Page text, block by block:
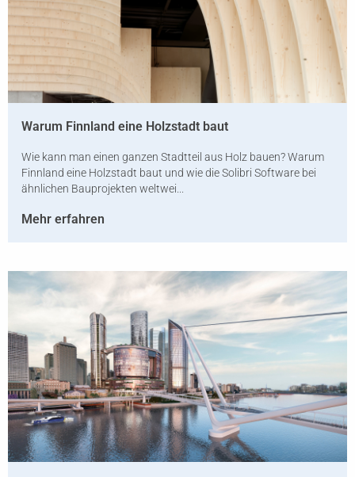
Warum Finnland eine Holzstadt baut
Wie kann man einen ganzen Stadtteil aus Holz bauen? Warum
Finnland eine Holzstadt baut und wie die Solibri Software bei
ähnlichen Bauprojekten weltwei...
Mehr erfahren